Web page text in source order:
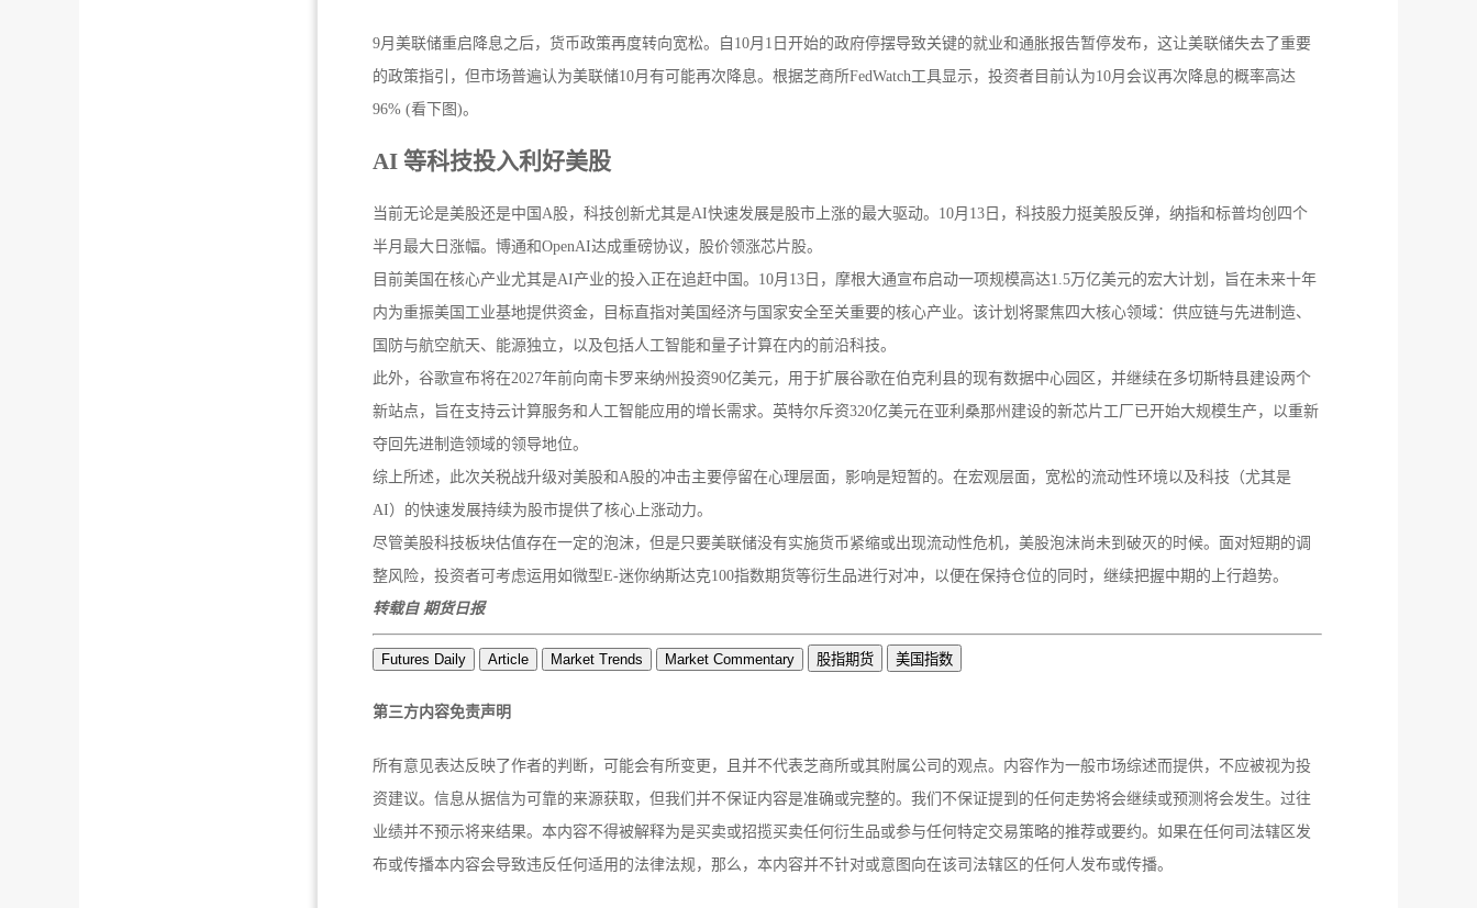
9月美联储重启降息之后，货币政策再度转向宽松。自10月1日开始的政府停摆导致关键的就业和通胀报告暂停发布，这让美联储失去了重要
的政策指引，但市场普遍认为美联储10月有可能再次降息。根据芝商所FedWatch工具显示，投资者目前认为10月会议再次降息的概率高达
96% (看下图)。
AI 等科技投入利好美股
当前无论是美股还是中国A股，科技创新尤其是AI快速发展是股市上涨的最大驱动。10月13日，科技股力挺美股反弹，纳指和标普均创四个
半月最大日涨幅。博通和OpenAI达成重磅协议，股价领涨芯片股。
目前美国在核心产业尤其是AI产业的投入正在追赶中国。10月13日，摩根大通宣布启动一项规模高达1.5万亿美元的宏大计划，旨在未来十年
内为重振美国工业基地提供资金，目标直指对美国经济与国家安全至关重要的核心产业。该计划将聚焦四大核心领域：供应链与先进制造、
国防与航空航天、能源独立，以及包括人工智能和量子计算在内的前沿科技。
此外，谷歌宣布将在2027年前向南卡罗来纳州投资90亿美元，用于扩展谷歌在伯克利县的现有数据中心园区，并继续在多切斯特县建设两个
新站点，旨在支持云计算服务和人工智能应用的增长需求。英特尔斥资320亿美元在亚利桑那州建设的新芯片工厂已开始大规模生产，以重新
夺回先进制造领域的领导地位。
综上所述，此次关税战升级对美股和A股的冲击主要停留在心理层面，影响是短暂的。在宏观层面，宽松的流动性环境以及科技（尤其是
AI）的快速发展持续为股市提供了核心上涨动力。
尽管美股科技板块估值存在一定的泡沫，但是只要美联储没有实施货币紧缩或出现流动性危机，美股泡沫尚未到破灭的时候。面对短期的调
整风险，投资者可考虑运用如微型E-迷你纳斯达克100指数期货等衍生品进行对冲，以便在保持仓位的同时，继续把握中期的上行趋势。
转载自 期货日报
Futures Daily Article Market Trends Market Commentary 股指期货 美国指数
第三方内容免责声明
所有意见表达反映了作者的判断，可能会有所变更，且并不代表芝商所或其附属公司的观点。内容作为一般市场综述而提供，不应被视为投
资建议。信息从据信为可靠的来源获取，但我们并不保证内容是准确或完整的。我们不保证提到的任何走势将会继续或预测将会发生。过往
业绩并不预示将来结果。本内容不得被解释为是买卖或招揽买卖任何衍生品或参与任何特定交易策略的推荐或要约。如果在任何司法辖区发
布或传播本内容会导致违反任何适用的法律法规，那么，本内容并不针对或意图向在该司法辖区的任何人发布或传播。